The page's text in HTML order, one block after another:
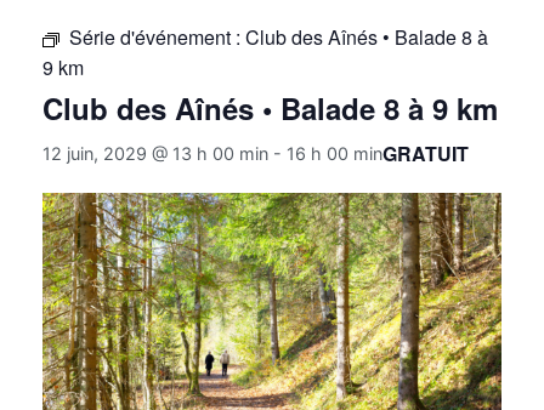
Série d'événement : Club des Aînés • Balade 8 à
9 km
Club des Aînés • Balade 8 à 9 km
12 juin, 2029 @ 13 h 00 min - 16 h 00 minGRATUIT